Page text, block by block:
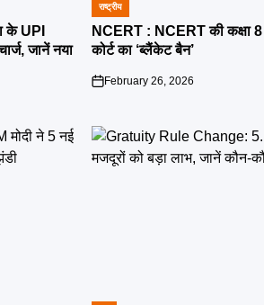
के UPI
जानें नया
POSTED
IN
राष्ट्रीय
NCERT : NCERT की कक्षा 8
कोर्ट का ‘ब्लैंकेट बैन’
on
February 26, 2026